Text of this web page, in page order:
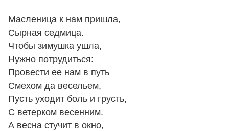
Масленица к нам пришла,
Сырная седмица.
Чтобы зимушка ушла,
Нужно потрудиться:
Провести ее нам в путь
Смехом да весельем,
Пусть уходит боль и грусть,
С ветерком весенним.
А весна стучит в окно,